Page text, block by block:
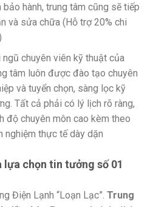
bảo hành, trung tâm cũng sẽ tiếp
và sửa chữa (Hỗ trợ 20% chi
chuyên viên kỹ thuật của
tâm luôn được đào tạo chuyên
và tuyển chọn, sàng lọc kỹ
Tất cả phải có lý lịch rõ ràng,
độ chuyên môn cao kèm theo
nghiệm thực tế dày dặn
chọn tin tưởng số 01
Điện Lạnh “Loạn Lạc”. Trung